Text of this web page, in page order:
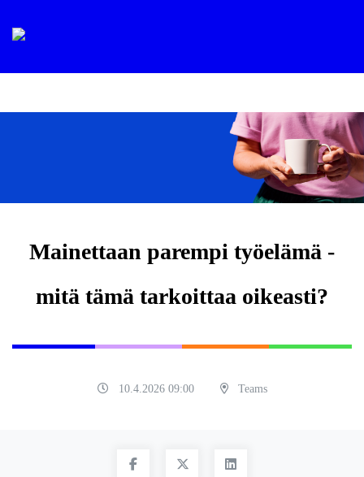
Mainettaan parempi työelämä -
mitä tämä tarkoittaa oikeasti?
10.4.2026 09:00 Teams